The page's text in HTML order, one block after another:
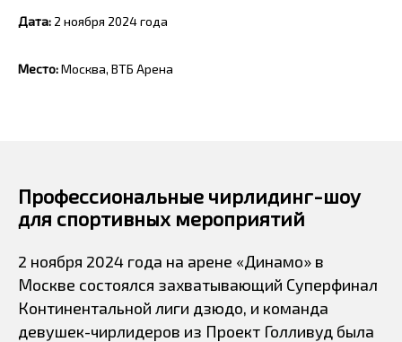
Дата: 2 ноября 2024 года
Место:Москва, ВТБ Арена
Профессиональные чирлидинг-шоу
для спортивных мероприятий
2 ноября 2024 года на арене «Динамо» в
Москве состоялся захватывающий Суперфинал
Континентальной лиги дзюдо, и команда
девушек-чирлидеров из Проект Голливуд была